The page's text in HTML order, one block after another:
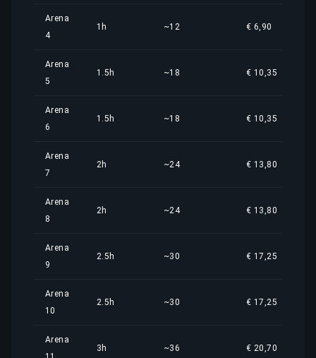
Arena
4
1h ~12 € 6,90
Arena
5
1.5h ~18 € 10,35
Arena
6
1.5h ~18 € 10,35
Arena
7
2h ~24 € 13,80
Arena
8
2h ~24 € 13,80
Arena
9
2.5h ~30 € 17,25
Arena
10
2.5h ~30 € 17,25
Arena
3h ~36 € 20,70